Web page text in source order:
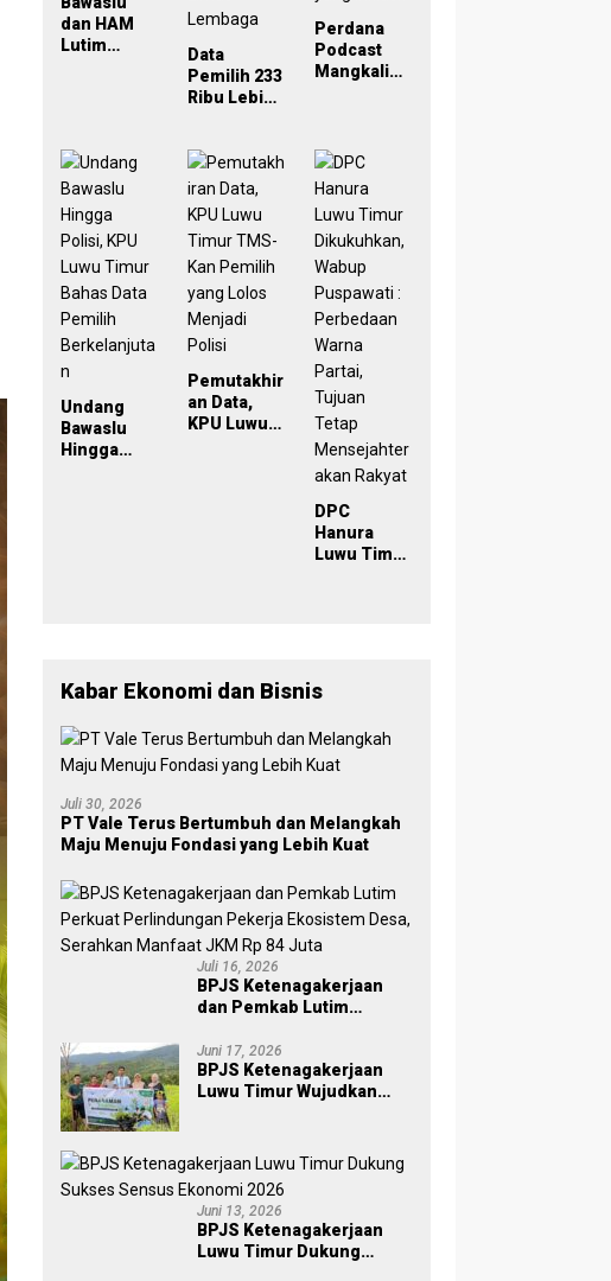
dan HAM
Lutim
Pengawasa
n
Partisipatif
Pemilu
2029
Data
Pemilih 233
Ribu Lebih,
Tekankan
Akurasi
Lewat
Sinergi
Lintas
Lembaga
Perdana
Podcast
Mangkaling
Refleksi
PDPB
Menuju
Pemilu
2029 yang
Inklusif
Undang
Bawaslu
Hingga
Pemutakhir
an Data,
KPU Luwu
DPC
Hanura
Luwu Timur
Tujuan
Mensejaht
erakan
Kabar Ekonomi dan Bisnis
Juli 30, 2026
PT Vale Terus Bertumbuh dan Melangkah
Maju Menuju Fondasi yang Lebih Kuat
Juli 16, 2026
BPJS Ketenagakerjaan
dan Pemkab Lutim
Pekerja Ekosistem Desa,
Serahkan Manfaat JKM Rp
84 Juta
Juni 17, 2026
BPJS Ketenagakerjaan
Luwu Timur Wujudkan
Volunteering Penanaman
Pohon
Juni 13, 2026
BPJS Ketenagakerjaan
Luwu Timur Dukung